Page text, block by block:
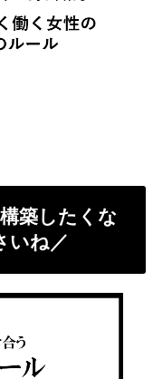
築したくな
いね／